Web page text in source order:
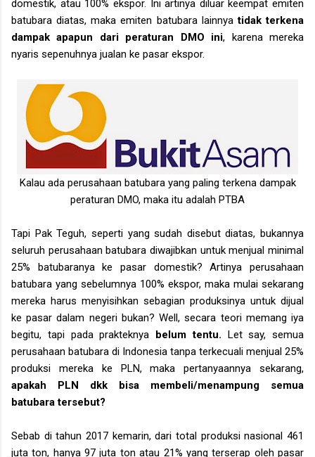
domestik, atau 100% ekspor. Ini artinya diluar keempat emiten
batubara diatas, maka emiten batubara lainnyatidak terkena
dampak apapun dari peraturan DMO ini, karena mereka
nyaris sepenuhnya jualan ke pasar ekspor.
Kalau ada perusahaan batubara yang paling terkena dampak
peraturan DMO, maka itu adalah PTBA
Tapi Pak Teguh, seperti yang sudah disebut diatas, bukannya
seluruh perusahaan batubara diwajibkan untuk menjual minimal
25% batubaranya ke pasar domestik? Artinya perusahaan
batubara yang sebelumnya 100% ekspor, maka mulai sekarang
mereka harus menyisihkan sebagian produksinya untuk dijual
ke pasar dalam negeri bukan? Well, secara teori memang iya
begitu, tapi pada prakteknya belum tentu. Let say, semua
perusahaan batubara di Indonesia tanpa terkecuali menjual 25%
produksi mereka ke PLN, maka pertanyaannya sekarang,
apakah PLN dkk bisa membeli/menampung semua
batubara tersebut?
Sebab di tahun 2017 kemarin, dari total produksi nasional 461
juta ton, hanya 97 juta ton atau 21% yang terserap oleh pasar